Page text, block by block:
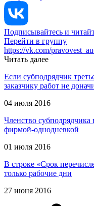
Подписывайтесь и
Перейти в группу
https://vk.com/
Читать далее
Если субподрядчик
заказчику работ не
04 июля 2016
Членство
фирмой-однодневкой
01 июля 2016
В строке «Срок
только рабочие дни
27 июня 2016